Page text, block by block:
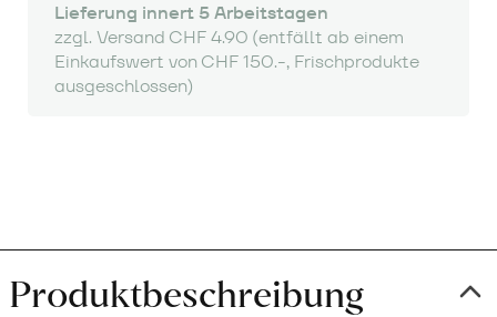
Lieferung innert 5 Arbeitstagen
zzgl. Versand CHF 4.90 (entfällt ab einem
Einkaufswert von CHF 150.-, Frischprodukte
ausgeschlossen)
Produktbeschreibung